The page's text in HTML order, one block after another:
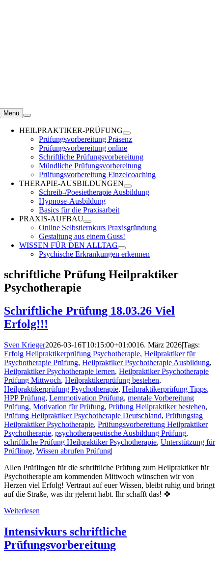
Menü
HEILPRAKTIKER-PRÜFUNG
Prüfungsvorbereitung Präsenz
Prüfungsvorbereitung online
Schriftliche Prüfungsvorbereitung
Mündliche Prüfungsvorbereitung
Prüfungsvorbereitung Einzelcoaching
THERAPIE-AUSBILDUNGEN
Schreib-/Poesietherapie Ausbildung
Hypnose-Ausbildung
Basics für die Praxisarbeit
PRAXIS-AUFBAU
Online Selbstlernkurs Praxisgründung
Gestaltung aus einem Guss!
WISSEN FÜR DEN ALLTAG
Psychische Erkrankungen erkennen
schriftliche Prüfung Heilpraktiker
Psychotherapie
Schriftliche Prüfung 18.03.26 Viel
Erfolg!!!
Sven Krieger2026-03-16T10:15:00+01:0016. März 2026|Tags:
Erfolg Heilpraktikerprüfung Psychotherapie, Heilpraktiker für
Psychotherapie Prüfung, Heilpraktiker Psychotherapie Ausbildung,
Heilpraktiker Psychotherapie lernen, Heilpraktiker Psychotherapie
Prüfung Mittwoch, Heilpraktikerprüfung bestehen,
Heilpraktikerprüfung Psychotherapie, Heilpraktikerprüfung Tipps,
HPP Prüfung, Lernmotivation Prüfung, mentale Vorbereitung
Prüfung, Motivation für Prüfung, Prüfung Heilpraktiker bestehen,
Prüfung Heilpraktiker Psychotherapie Deutschland, Prüfungstag
Heilpraktiker Psychotherapie, Prüfungsvorbereitung Heilpraktiker
Psychotherapie, psychotherapeutische Ausbildung Prüfung,
schriftliche Prüfung Heilpraktiker Psychotherapie, Unterstützung für
Prüflinge, Wissen abrufen Prüfung|
Allen Prüflingen für die schriftliche Prüfung zum Heilpraktiker für
Psychotherapie am kommenden Mittwoch wünschen wir von
Herzen viel Erfolg! Vertraut auf euer Wissen, bleibt ruhig und bringt
auf die Straße, was ihr gelernt habt. Ihr schafft das! 🍀
Weiterlesen
Intensivkurs schriftliche
Prüfungsvorbereitung